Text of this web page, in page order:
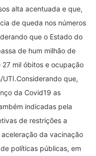
alta acentuada e que,
de queda nos números
que o Estado do
de hum milhão de
mil óbitos e ocupação
que,
da Covid19 as
indicadas pela
de restrições a
da vacinação
políticas públicas, em